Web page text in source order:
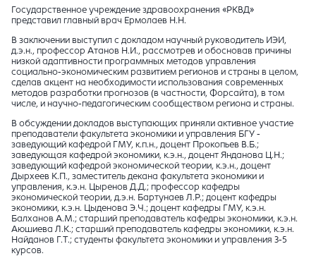
Государственное учреждение здравоохранения «РКВД»
представил главный врач Ермолаев Н.Н.
В заключении выступил с докладом научный руководитель ИЭИ,
д.э.н., профессор Атанов Н.И., рассмотрев и обосновав причины
низкой адаптивности программных методов управления
социально-экономическим развитием регионов и страны в целом,
сделав акцент на необходимости использования современных
методов разработки прогнозов (в частности, Форсайта), в том
числе, и научно-педагогическим сообществом региона и страны.
В обсуждении докладов выступающих приняли активное участие
преподаватели факультета экономики и управления БГУ -
заведующий кафедрой ГМУ, к.п.н., доцент Прокопьев В.Б.;
заведующая кафедрой экономики, к.э.н., доцент Янданова Ц.Н.;
заведующий кафедрой экономической теории, к.э.н., доцент
Дырхеев К.П., заместитель декана факультета экономики и
управления, к.э.н. Цыренов Д.Д.; профессор кафедры
экономической теории, д.э.н. Бартунаев Л.Р.; доцент кафедры
экономики, к.э.н. Цыденова Э.Ч.; доцент кафедры ГМУ, к.э.н.
Балханов А.М.; старший преподаватель кафедры экономики, к.э.н.
Аюшиева Л.К.; старший преподаватель кафедры экономики, к.э.н.
Найданов Г.Т.; студенты факультета экономики и управления 3-5
курсов.